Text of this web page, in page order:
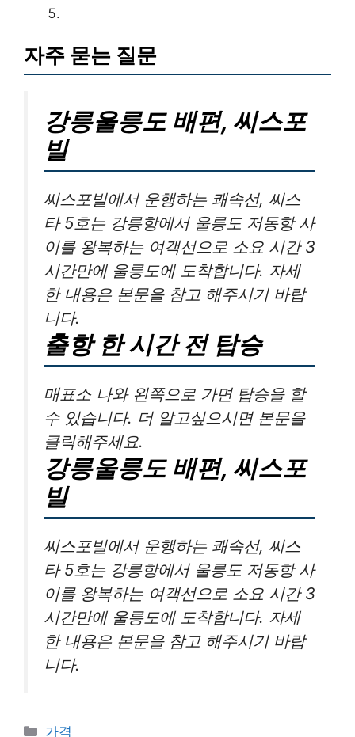
자주 묻는 질문
강릉울릉도 배편, 씨스포
빌
씨스포빌에서 운행하는 쾌속선, 씨스
타 5호는 강릉항에서 울릉도 저동항 사
이를 왕복하는 여객선으로 소요 시간 3
시간만에 울릉도에 도착합니다. 자세
한 내용은 본문을 참고 해주시기 바랍
니다.
출항 한 시간 전 탑승
매표소 나와 왼쪽으로 가면 탑승을 할
수 있습니다. 더 알고싶으시면 본문을
클릭해주세요.
강릉울릉도 배편, 씨스포
빌
씨스포빌에서 운행하는 쾌속선, 씨스
타 5호는 강릉항에서 울릉도 저동항 사
이를 왕복하는 여객선으로 소요 시간 3
시간만에 울릉도에 도착합니다. 자세
한 내용은 본문을 참고 해주시기 바랍
니다.
카
가격